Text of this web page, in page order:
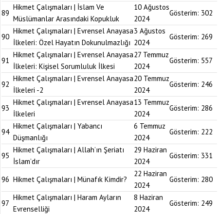
89
Hikmet Çalışmaları | İslam Ve
Müslümanlar Arasındaki Kopukluk
10 Ağustos
2024
Gösterim: 302
90
Hikmet Çalışmaları | Evrensel Anayasa
İlkeleri: Özel Hayatın Dokunulmazlığı
3 Ağustos
2024
Gösterim: 269
91
Hikmet Çalışmaları | Evrensel Anayasa
İlkeleri: Kişisel Sorumluluk İlkesi
27 Temmuz
2024
Gösterim: 557
92
Hikmet Çalışmaları | Evrensel Anayasa
İlkeleri -2
20 Temmuz
2024
Gösterim: 246
93
Hikmet Çalışmaları | Evrensel Anayasa
İlkeleri
13 Temmuz
2024
Gösterim: 286
94
Hikmet Çalışmaları | Yabancı
Düşmanlığı
6 Temmuz
2024
Gösterim: 222
95
Hikmet Çalışmaları | Allah’ın Şeriatı
İslam’dır
29 Haziran
2024
Gösterim: 331
96 Hikmet Çalışmaları | Münafık Kimdir?
22 Haziran
2024
Gösterim: 280
97
Hikmet Çalışmaları | Haram Ayların
Evrenselliği
8 Haziran
2024
Gösterim: 249